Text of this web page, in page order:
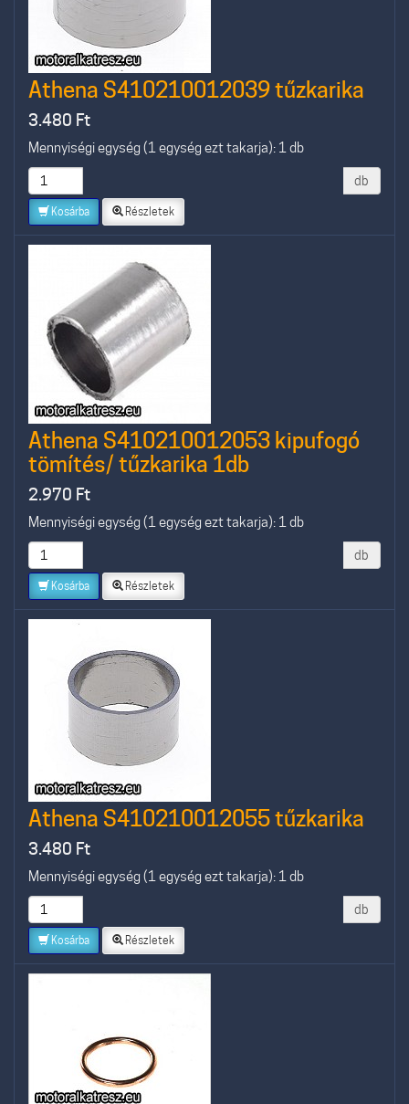
Athena S410210012039 tűzkarika
3.480 Ft
Mennyiségi egység (1 egység ezt takarja): 1 db
db
Kosárba Részletek
Athena S410210012053 kipufogó
tömítés/ tűzkarika 1db
2.970 Ft
Mennyiségi egység (1 egység ezt takarja): 1 db
db
Kosárba Részletek
Athena S410210012055 tűzkarika
3.480 Ft
Mennyiségi egység (1 egység ezt takarja): 1 db
db
Kosárba Részletek